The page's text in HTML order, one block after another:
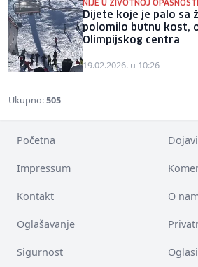
NIJE U ŽIVOTNOJ OPASNOSTI
Dijete koje je palo sa
polomilo butnu kost,
Olimpijskog centra
19.02.2026. u 10:26
Ukupno:505
Početna
Impressum
Kontakt O
Oglašavanje
Sigurnost